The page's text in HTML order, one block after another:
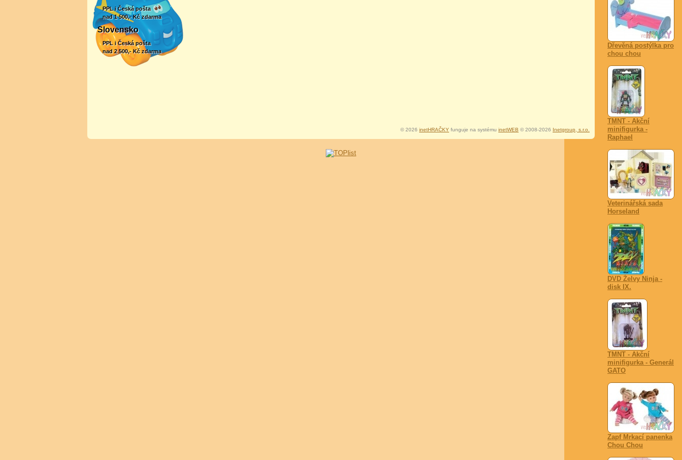
Dřevěná postýlka pro
chou chou
TMNT - Akční
minifigurka -
Raphael
Veterinářská sada
Horseland
DVD Želvy Ninja -
disk IX.
TMNT - Akční
minifigurka - Generál
GATO
Zapf Mrkací panenka
Chou Chou
PPL i Česká pošta
nad 1 500,- Kč zdarma
Slovensko
PPL i Česká pošta
nad 2 500,- Kč zdarma
© 2026 inetHRAČKY funguje na systému inetWEB © 2008-2026 Inetgroup, s.r.o.